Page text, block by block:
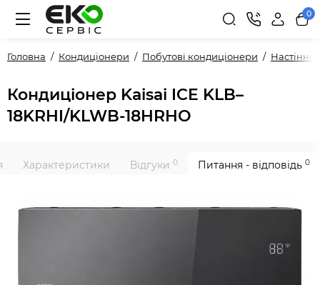
0
Головна Кондиціонери Побутові кондиціонери Настінні
Кондиціонер Kaisai ICE KLB–
18KRHI/KLWB-18HRHO
Характеристики Відгуки 0 Питання - відповідь 0